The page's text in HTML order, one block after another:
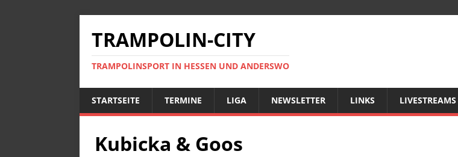
TRAMPOLIN-CITY
TRAMPOLINSPORT IN HESSEN UND ANDERSWO
STARTSEITE TERMINE LIGA NEWSLETTER LINKS LIVESTREAMS
Kubicka & Goos